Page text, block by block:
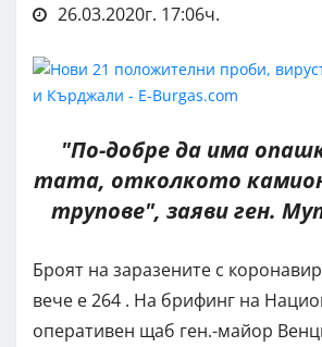
26.03.2020г. 17:06ч.
"По-добре да има
тата, отколкото
трупове", заяви ген.
Броят на заразените с
вече е 264 . На брифинг на
оперативен щаб ген.-майор